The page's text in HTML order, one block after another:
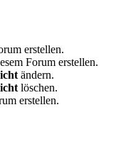
erstellen.
Forum erstellen.
ändern.
löschen.
erstellen.